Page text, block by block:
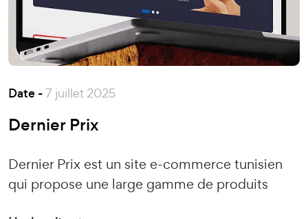
Date -7 juillet 2025
Dernier Prix
Dernier Prix est un site e-commerce tunisien
qui propose une large gamme de produits